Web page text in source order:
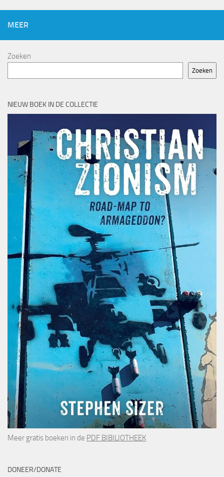
MEER
Zoeken
Zoeken
NIEUW BOEK IN DE COLLECTIE
Meer gratis boeken in de PDF BIBILIOTHEEK
DONEER/DONATE